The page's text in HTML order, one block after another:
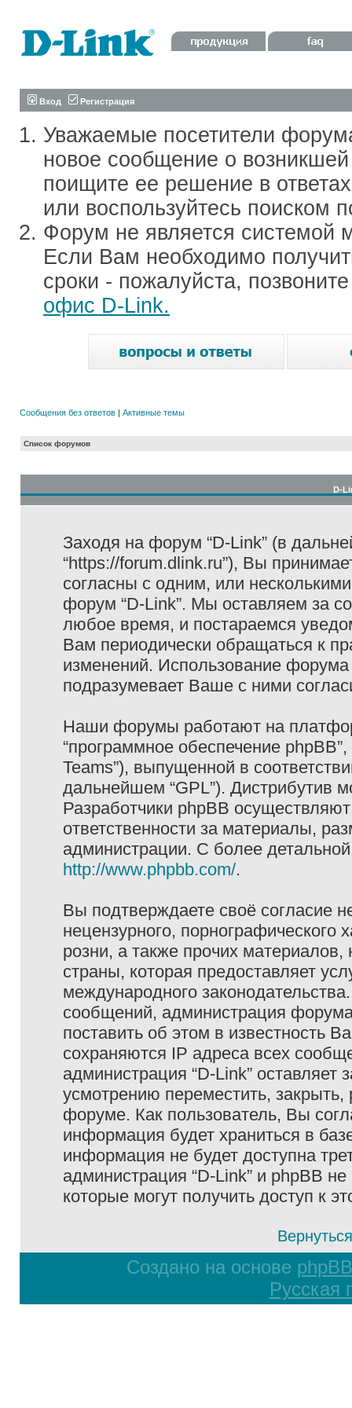
Вход Регистрация
Уважаемые посетители
новое сообщение о
поищите ее решение в
или воспользуйтесь поиском
Форум не является системой
Если Вам необходимо
сроки - пожалуйста,
офис D-Link.
Сообщения без ответов | Активные темы
Список форумов
D-
Заходя на форум “D-Link” (в
“https://forum.dlink.ru”), Вы
согласны с одним, или
форум “D-Link”. Мы оставляем за
любое время, и постараемся
Вам периодически обращаться к
изменений. Использование
подразумевает Ваше с ними
Наши форумы работают на
“программное обеспечение
Teams”), выпущенной в
дальнейшем “GPL”). Дистрибутив
Разработчики phpBB
ответственности за материалы,
администрации. С более
http://www.phpbb.com/.
Вы подтверждаете своё согласие
нецензурного, порнографического
розни, а также прочих
страны, которая предоставляет
международного
сообщений, администрация
поставить об этом в известность
сохраняются IP адреса всех
администрация “D-Link”
усмотрению переместить,
форуме. Как пользователь, Вы
информация будет храниться в
информация не будет доступна
администрация “D-Link” и phpBB
которые могут получить доступ к
Создано на основе phpBB
Русская